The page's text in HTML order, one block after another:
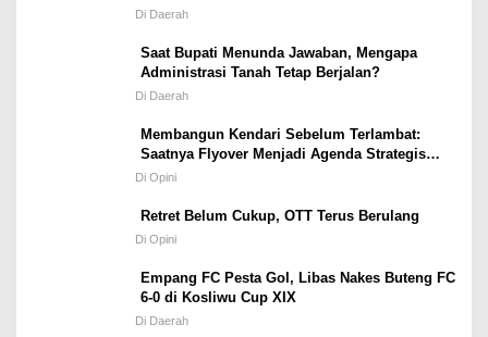
Di Daerah
Saat Bupati Menunda Jawaban, Mengapa
Administrasi Tanah Tetap Berjalan?
Di Daerah
Membangun Kendari Sebelum Terlambat:
Saatnya Flyover Menjadi Agenda Strategis
Kota
Di Opini
Retret Belum Cukup, OTT Terus Berulang
Di Opini
Empang FC Pesta Gol, Libas Nakes Buteng FC
6-0 di Kosliwu Cup XIX
Di Daerah